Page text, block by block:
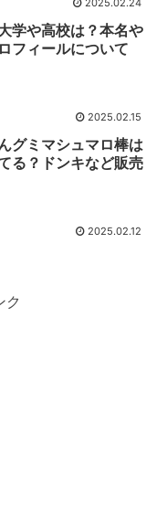
学や高校は？本名や
フィールについて
2025.02.15
グミマシュマロ棒は
る？ドンキなど販売
2025.02.12
ク